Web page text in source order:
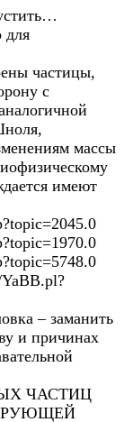
для
частицы,
с
массы
имеют
– заманить
и причинах
ЧАСТИЦ